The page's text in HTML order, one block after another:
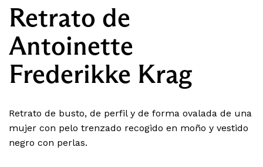
Retrato de
Antoinette
Frederikke Krag
Retrato de busto, de perfil y de forma ovalada de una
mujer con pelo trenzado recogido en moño y vestido
negro con perlas.